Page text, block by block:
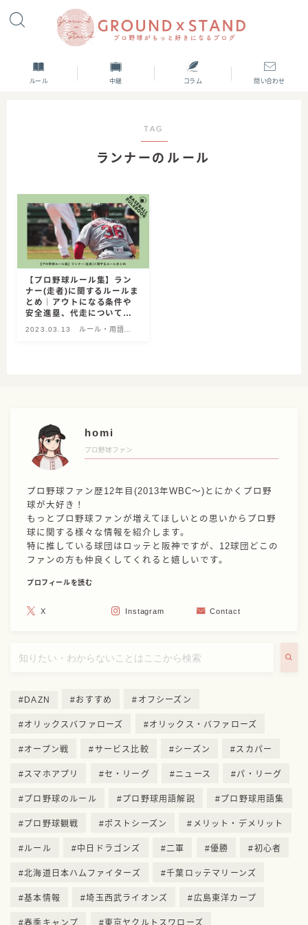
ルール 中継 コラム 問い合わせ
TAG
ランナーのルール
【プロ野球ルール集】ラン
ナー(走者)に関するルールま
とめ｜アウトになる条件や
安全進塁、代走についても
2023.03.13
ルール・用語解
homi
プロ野球ファン
プロ野球ファン歴12年目(2013年WBC〜)とにかくプロ野
球が大好き！
もっとプロ野球ファンが増えてほしいとの思いからプロ野
球に関する様々な情報を紹介します。
特に推している球団はロッテと阪神ですが、12球団どこの
ファンの方も仲良くしてくれると嬉しいです。
プロフィールを読む
X Instagram Contact
DAZN おすすめ オフシーズン
オリックスバファローズ オリックス・バファローズ
オープン戦 サービス比較 シーズン スカパー
スマホアプリ セ・リーグ ニュース パ・リーグ
プロ野球のルール プロ野球用語解説 プロ野球用語集
プロ野球観戦 ポストシーズン メリット・デメリット
ルール 中日ドラゴンズ 二軍 優勝 初心者
北海道日本ハムファイターズ 千葉ロッテマリーンズ
基本情報 埼玉西武ライオンズ 広島東洋カープ
春季キャンプ 東京ヤクルトスワローズ